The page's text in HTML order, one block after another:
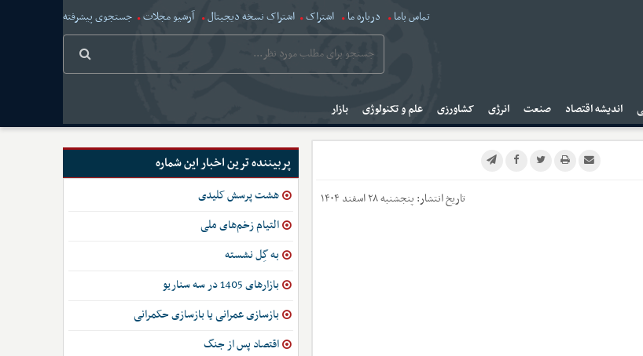
تماس باما درباره ما اشتراک اشتراک نسخه دیجیتال آرشیو مجلات جستجوی پیشرفته
اندیشه اقتصاد صنعت انرژی کشاورزی علم و تکنولوژی بازار
تاریخ انتشار: پنجشنبه ۲۸ اسفند ۱۴۰۴
پربیننده ترین اخبار این شماره
هشت پرسش کلیدی
التیام زخم‌های ملی
به گِل نشسته
بازارهای 1405 در سه سناریو
بازسازی عمرانی یا بازسازی حکمرانی
اقتصاد پس از جنگ